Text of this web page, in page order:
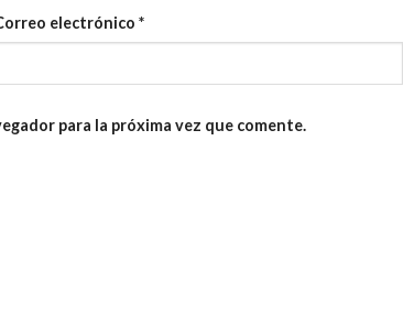
electrónico*
para la próxima vez que comente.